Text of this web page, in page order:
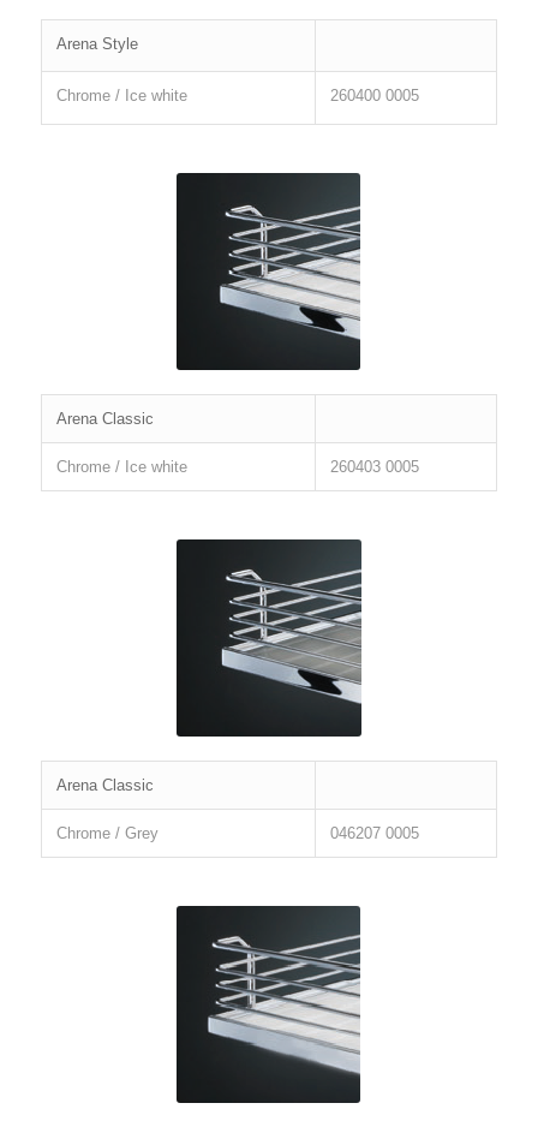
Arena Style
Chrome / Ice white 260400 0005
Arena Classic
Chrome / Ice white 260403 0005
Arena Classic
Chrome / Grey 046207 0005